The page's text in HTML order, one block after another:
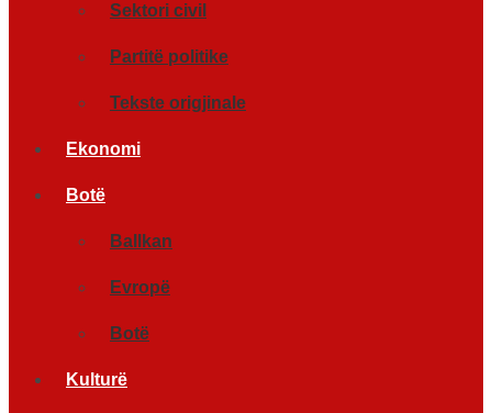
Sektori civil
Partitë politike
Tekste origjinale
Ekonomi
Botë
Ballkan
Evropë
Botë
Kulturë